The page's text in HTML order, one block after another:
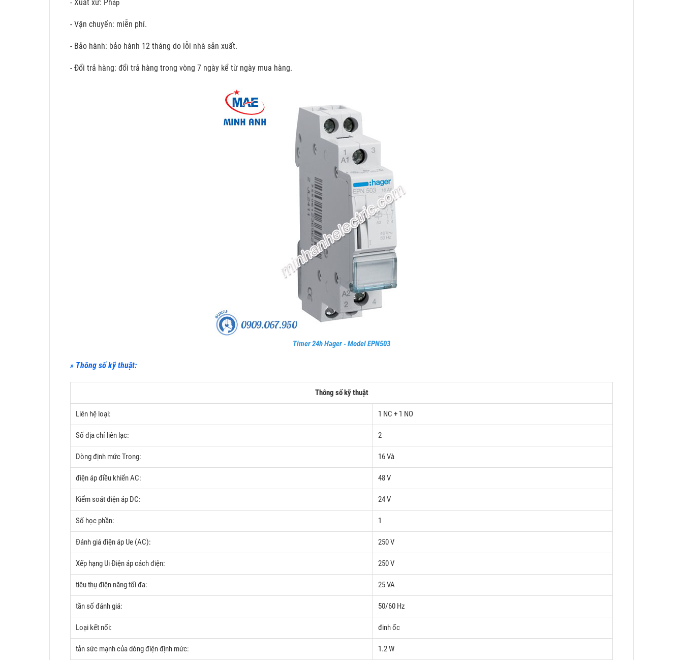
- Xuất xứ: Pháp
- Vận chuyển: miễn phí.
- Bảo hành: bảo hành 12 tháng do lỗi nhà sản xuất.
- Đổi trả hàng: đổi trả hàng trong vòng 7 ngày kể từ ngày mua hàng.
Timer 24h Hager - Model EPN503
» Thông số kỹ thuật:
Thông số kỹ thuật
Liên hệ loại: 1 NC + 1 NO
Số địa chỉ liên lạc: 2
Dòng định mức Trong: 16 Và
điện áp điều khiển AC: 48 V
Kiểm soát điện áp DC: 24 V
Số học phần: 1
Đánh giá điện áp Ue (AC): 250 V
Xếp hạng Ui Điện áp cách điện: 250 V
tiêu thụ điện năng tối đa: 25 VA
tần số đánh giá: 50/60 Hz
Loại kết nối: đinh ốc
tản sức mạnh của dòng điện định mức: 1.2 W